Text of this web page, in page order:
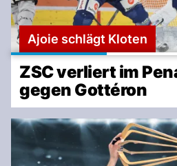
Ajoie schlägt Kloten
ZSC verliert im
gegen Gottéron